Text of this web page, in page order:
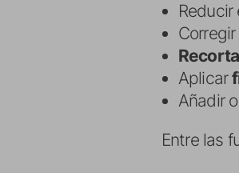
Reducir
Corregir
Aplicar
Añadir
Entre las